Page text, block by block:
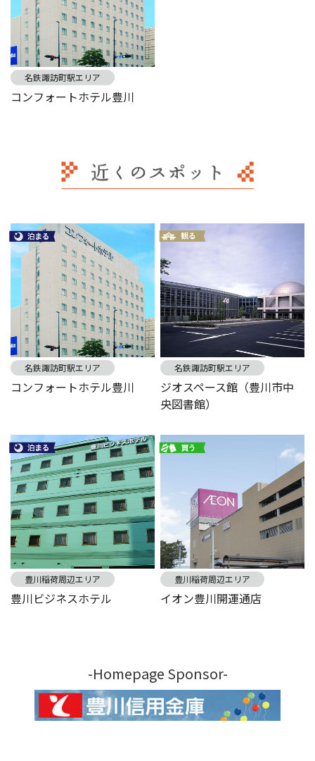
名鉄諏訪町駅エリア
コンフォートホテル豊川
名鉄諏訪町駅エリア
コンフォートホテル豊川
名鉄諏訪町駅エリア
ジオスペース館（豊川市中
央図書館）
豊川稲荷周辺エリア
豊川ビジネスホテル
豊川稲荷周辺エリア
イオン豊川開運通店
-Homepage Sponsor-